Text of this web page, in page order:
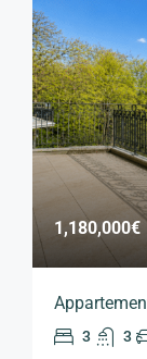
1,180,000€
3 3